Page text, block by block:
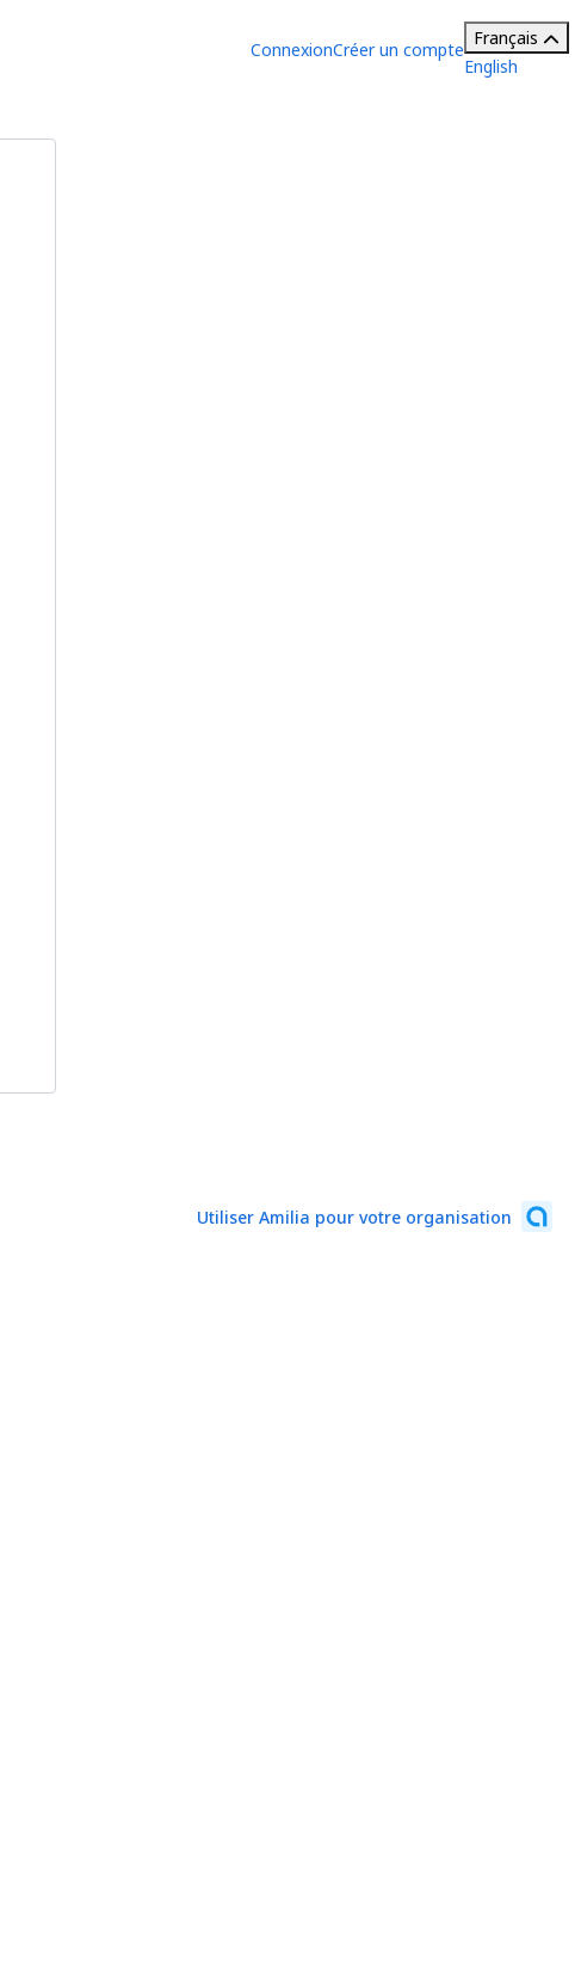
ConnexionCréer un compte
Français
English
Utiliser Amilia pour votre organisation